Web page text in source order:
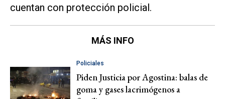
cuentan con protección policial.
MÁS INFO
Policiales
Piden Justicia por Agostina: balas de
goma y gases lacrimógenos a